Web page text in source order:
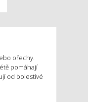
ořechy.
pomáhají
od bolestivé